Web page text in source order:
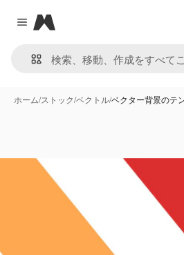
Close menu
Magnific
ホーム/ストック/ベクトル/ベクター背景のテ